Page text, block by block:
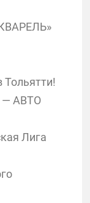
— АВТО
Лига